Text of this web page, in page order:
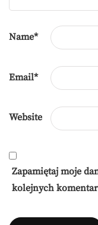
Name*
Email*
Website
Zapamiętaj moje
kolejnych